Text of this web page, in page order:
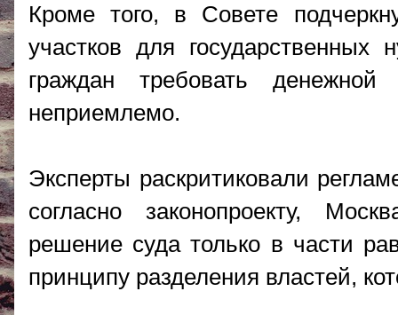
Кроме того, в Совете
участков для государственных
граждан требовать
неприемлемо.
Эксперты раскритиковали
согласно законопроекту,
решение суда только в части
принципу разделения властей,